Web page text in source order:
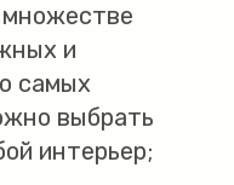
и
самых
выбрать
интерьер;